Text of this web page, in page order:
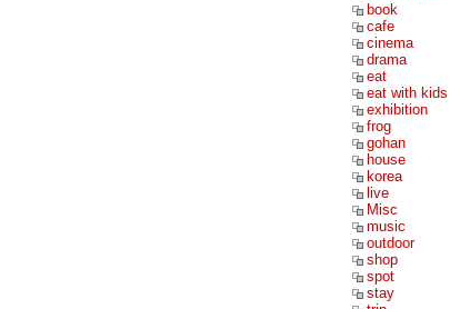
book
cafe
cinema
drama
eat
eat with kids
exhibition
frog
gohan
house
korea
live
Misc
music
outdoor
shop
spot
stay